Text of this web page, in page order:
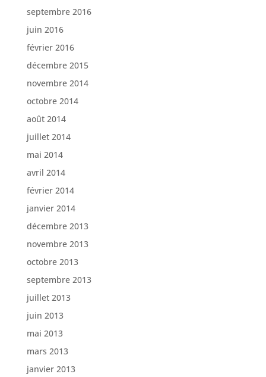
septembre 2016
juin 2016
février 2016
décembre 2015
novembre 2014
octobre 2014
août 2014
juillet 2014
mai 2014
avril 2014
février 2014
janvier 2014
décembre 2013
novembre 2013
octobre 2013
septembre 2013
juillet 2013
juin 2013
mai 2013
mars 2013
janvier 2013